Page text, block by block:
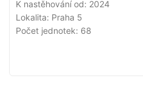
K nastěhování od: 2024
Lokalita: Praha 5
Počet jednotek: 68